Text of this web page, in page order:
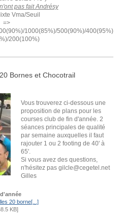
pas fait Andrésy
Vma/Seuil
=>
1000(85%)/500(90%)/400(95%)
200(100%)
Bornes et Chocotrail
Vous trouverez ci-dessous une
proposition de plans pour les
courses club de fin d'année. 2
séances principales de qualité
par semaine auxquelles il faut
rajouter 1 ou 2 footing de 40' à
65'.
Si vous avez des questions,
n'hésitez pas gilcle@cegetel.net
Gilles
20 borne[...]
KB]